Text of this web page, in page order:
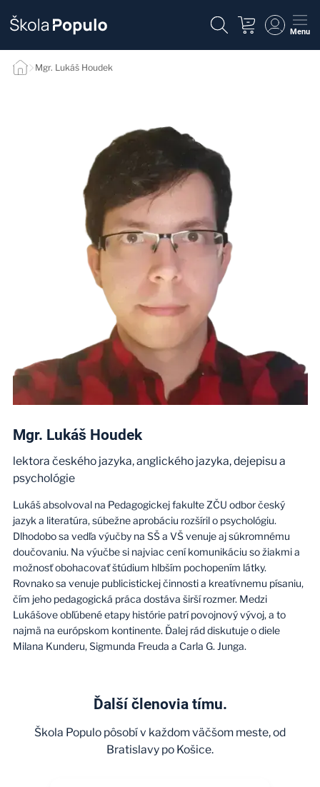
Menu
Mgr. Lukáš Houdek
Mgr. Lukáš Houdek
lektora českého jazyka, anglického jazyka, dejepisu a
psychológie
Lukáš absolvoval na Pedagogickej fakulte ZČU odbor český
jazyk a literatúra, súbežne aprobáciu rozšíril o psychológiu.
Dlhodobo sa vedľa výučby na SŠ a VŠ venuje aj súkromnému
doučovaniu. Na výučbe si najviac cení komunikáciu so žiakmi a
možnosť obohacovať štúdium hlbším pochopením látky.
Rovnako sa venuje publicistickej činnosti a kreatívnemu písaniu,
čím jeho pedagogická práca dostáva širší rozmer. Medzi
Lukášove obľúbené etapy histórie patrí povojnový vývoj, a to
najmä na európskom kontinente. Ďalej rád diskutuje o diele
Milana Kunderu, Sigmunda Freuda a Carla G. Junga.
Ďalší členovia tímu.
Škola Populo pôsobí v každom väčšom meste, od
Bratislavy po Košice.